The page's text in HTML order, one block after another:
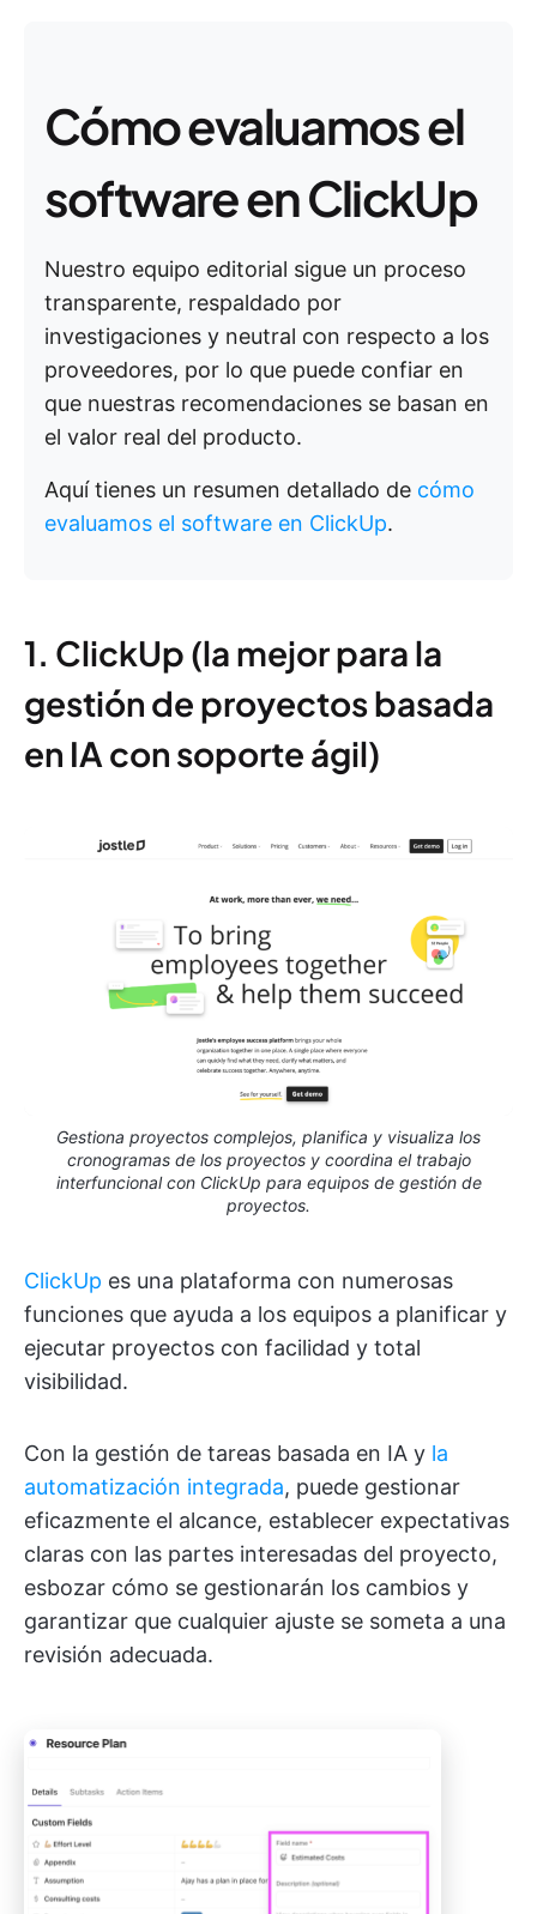
Cómo evaluamos el
software en ClickUp
Nuestro equipo editorial sigue un proceso
transparente, respaldado por
investigaciones y neutral con respecto a los
proveedores, por lo que puede confiar en
que nuestras recomendaciones se basan en
el valor real del producto.
Aquí tienes un resumen detallado de cómo
evaluamos el software en ClickUp.
1. ClickUp (la mejor para la
gestión de proyectos basada
en IA con soporte ágil)
Gestiona proyectos complejos, planifica y visualiza los
cronogramas de los proyectos y coordina el trabajo
interfuncional con ClickUp para equipos de gestión de
proyectos.
ClickUp es una plataforma con numerosas
funciones que ayuda a los equipos a planificar y
ejecutar proyectos con facilidad y total
visibilidad.
Con la gestión de tareas basada en IA y la
automatización integrada, puede gestionar
eficazmente el alcance, establecer expectativas
claras con las partes interesadas del proyecto,
esbozar cómo se gestionarán los cambios y
garantizar que cualquier ajuste se someta a una
revisión adecuada.